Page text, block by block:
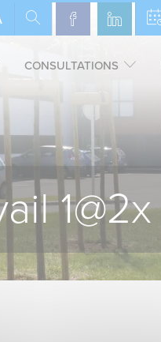
CONSULTATIONS
1@2x